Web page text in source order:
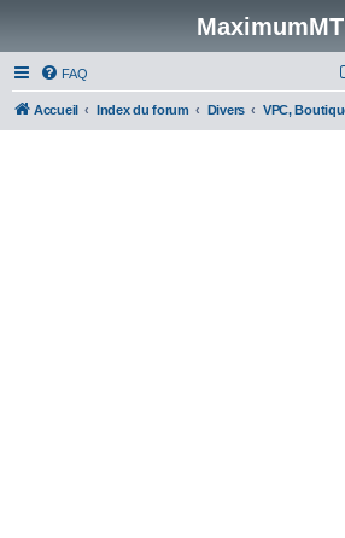
MaximumMT
FAQ
Accueil Index du forum Divers